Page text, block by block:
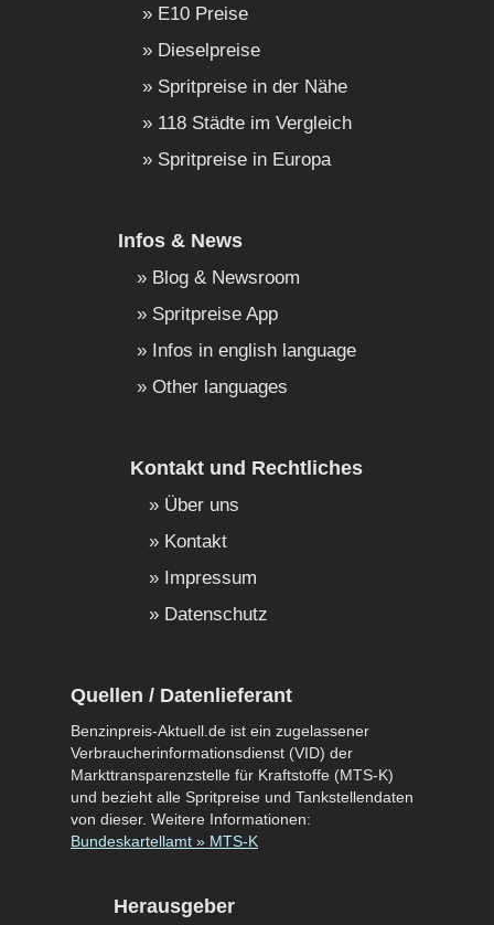
E10 Preise
Dieselpreise
Spritpreise in der Nähe
118 Städte im Vergleich
Spritpreise in Europa
Infos & News
Blog & Newsroom
Spritpreise App
Infos in english language
Other languages
Kontakt und Rechtliches
Über uns
Kontakt
Impressum
Datenschutz
Quellen / Datenlieferant
Benzinpreis-Aktuell.de ist ein zugelassener
Verbraucherinformationsdienst (VID) der
Markttransparenzstelle für Kraftstoffe (MTS-K)
und bezieht alle Spritpreise und Tankstellendaten
von dieser. Weitere Informationen:
Bundeskartellamt » MTS-K
Herausgeber